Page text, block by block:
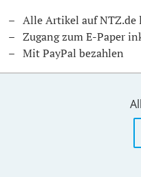
Alle Artikel auf NTZ.de
Zugang zum E-Paper
Mit PayPal bezahlen